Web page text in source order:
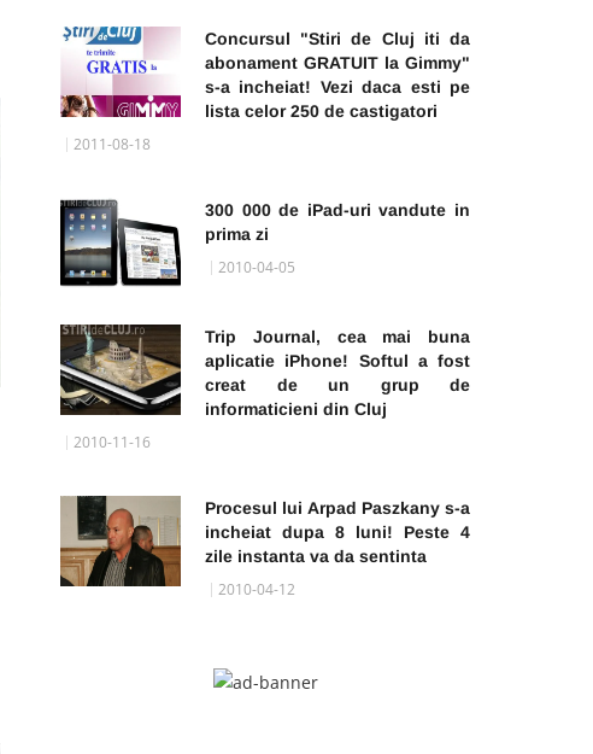
Concursul "Stiri de Cluj iti da
abonament GRATUIT la Gimmy"
s-a incheiat! Vezi daca esti pe
lista celor 250 de castigatori
2011-08-18
300 000 de iPad-uri vandute in
prima zi
2010-04-05
Trip Journal, cea mai buna
aplicatie iPhone! Softul a fost
creat de un grup de
informaticieni din Cluj
2010-11-16
Procesul lui Arpad Paszkany s-a
incheiat dupa 8 luni! Peste 4
zile instanta va da sentinta
2010-04-12